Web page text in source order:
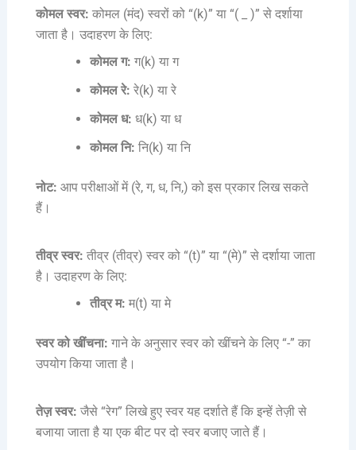
कोमल स्वर: कोमल (मंद) स्वरों को “(k)” या “( _ )” से दर्शाया
जाता है। उदाहरण के लिए:
कोमल ग: ग(k) या ग
कोमल रे: रे(k) या रे
कोमल ध: ध(k) या ध
कोमल नि: नि(k) या नि
नोट: आप परीक्षाओं में (रे, ग, ध, नि,) को इस प्रकार लिख सकते
हैं।
तीव्र स्वर: तीव्र (तीव्र) स्वर को “(t)” या “(मे)” से दर्शाया जाता
है। उदाहरण के लिए:
तीव्र म: म(t) या मे
स्वर को खींचना: गाने के अनुसार स्वर को खींचने के लिए “-” का
उपयोग किया जाता है।
तेज़ स्वर: जैसे “रेग” लिखे हुए स्वर यह दर्शाते हैं कि इन्हें तेज़ी से
बजाया जाता है या एक बीट पर दो स्वर बजाए जाते हैं।